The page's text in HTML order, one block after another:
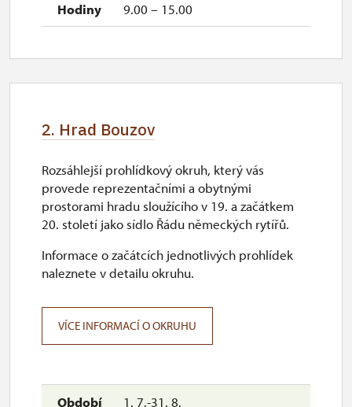
9.00 – 15.00
2. Hrad Bouzov
1. 7.-31. 8.
Rozsáhlejší prohlídkový okruh, který vás
provede reprezentačními a obytnými
prostorami hradu sloužícího v 19. a začátkem
20. století jako sídlo Řádu německých rytířů.
Informace o začátcích jednotlivých prohlídek
naleznete v detailu okruhu.
VÍCE INFORMACÍ O OKRUHU